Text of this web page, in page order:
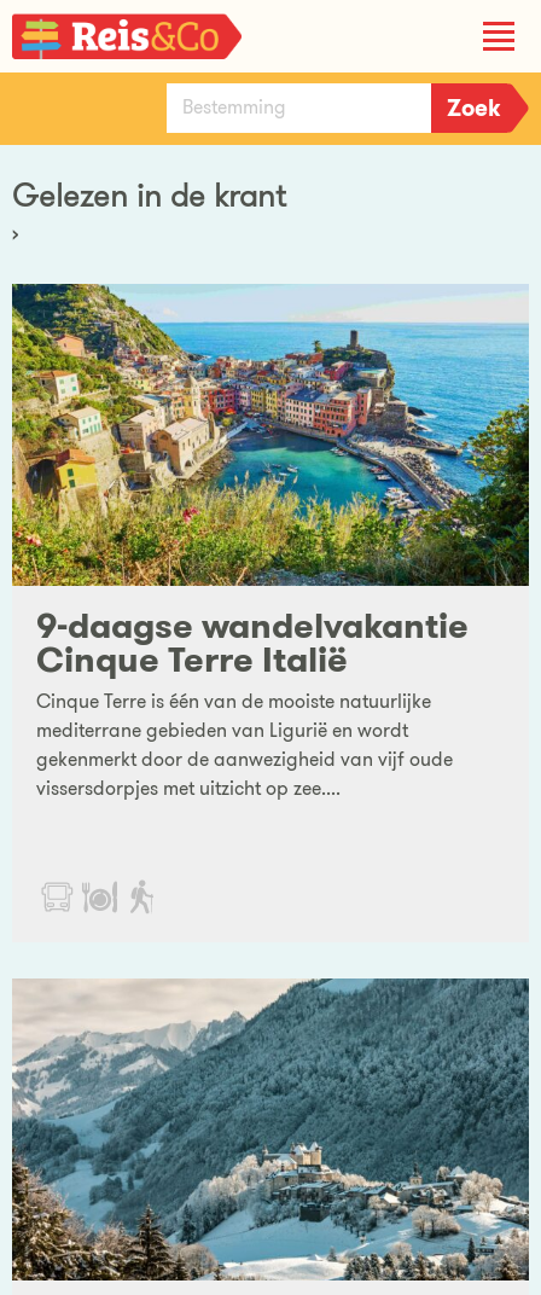
Gelezen in de krant
›
9-daagse wandelvakantie
Cinque Terre Italië
Cinque Terre is één van de mooiste natuurlijke
mediterrane gebieden van Ligurië en wordt
gekenmerkt door de aanwezigheid van vijf oude
vissersdorpjes met uitzicht op zee....